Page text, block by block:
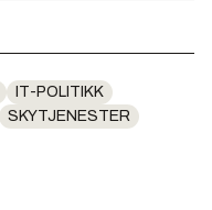
IT-POLITIKK
SKYTJENESTER